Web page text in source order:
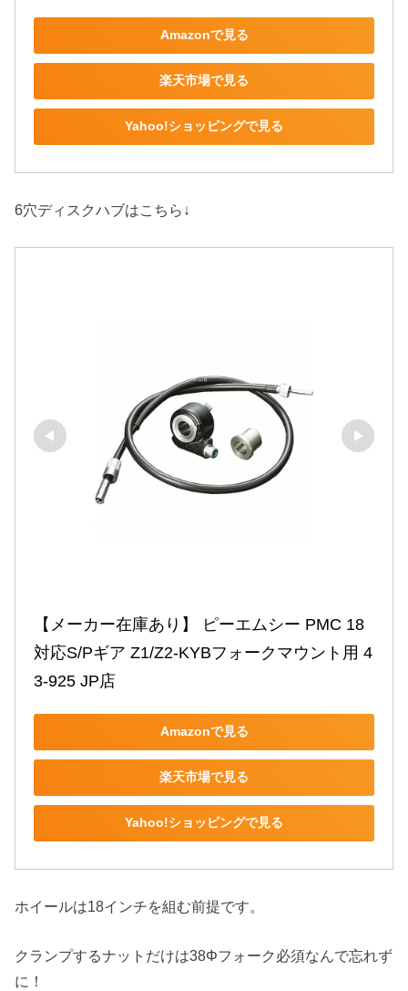
Amazonで見る
楽天市場で見る
Yahoo!ショッピングで見る
6穴ディスクハブはこちら↓
【メーカー在庫あり】 ピーエムシー PMC 18
対応S/Pギア Z1/Z2-KYBフォークマウント用 4
3-925 JP店
Amazonで見る
楽天市場で見る
Yahoo!ショッピングで見る
ホイールは18インチを組む前提です。
クランプするナットだけは38Φフォーク必須なんで忘れず
に！